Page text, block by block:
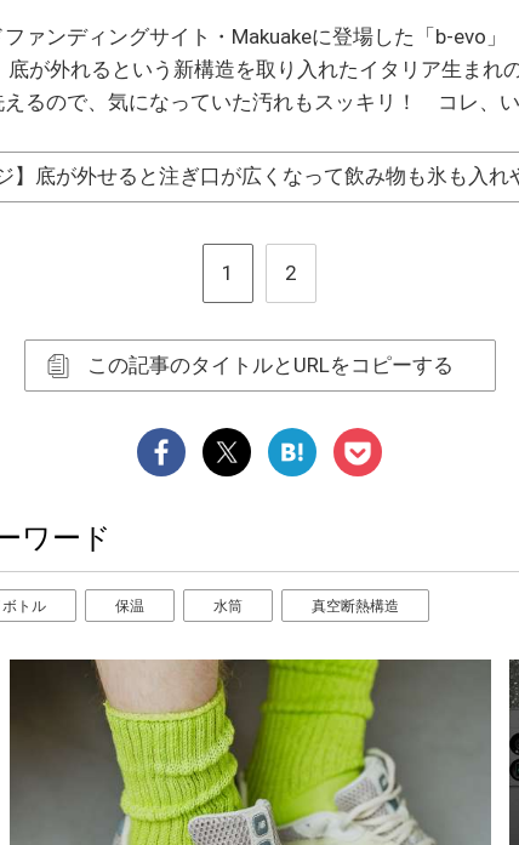
ァンディングサイト・Makuakeに登場した「b-evo」
底が外れるという新構造を取り入れたイタリア生まれ
えるので、気になっていた汚れもスッキリ！ コレ、い
】底が外せると注ぎ口が広くなって飲み物も氷も入れ
1 2
この記事のタイトルとURLをコピーする
ワード
ボトル 保温 水筒 真空断熱構造